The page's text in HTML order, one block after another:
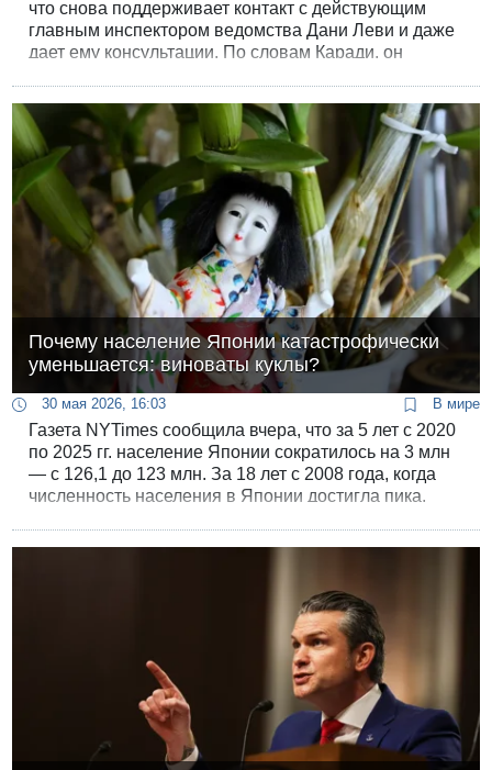
что снова поддерживает контакт с действующим
главным инспектором ведомства Дани Леви и даже
дает ему консультации. По словам Каради, он
Гвиру.
Почему население Японии катастрофически
уменьшается: виноваты куклы?
30 мая 2026, 16:03 В мире
Газета NYTimes сообщила вчера, что за 5 лет с 2020
по 2025 гг. население Японии сократилось на 3 млн
— с 126,1 до 123 млн. За 18 лет с 2008 года, когда
численность населения в Японии достигла пика,